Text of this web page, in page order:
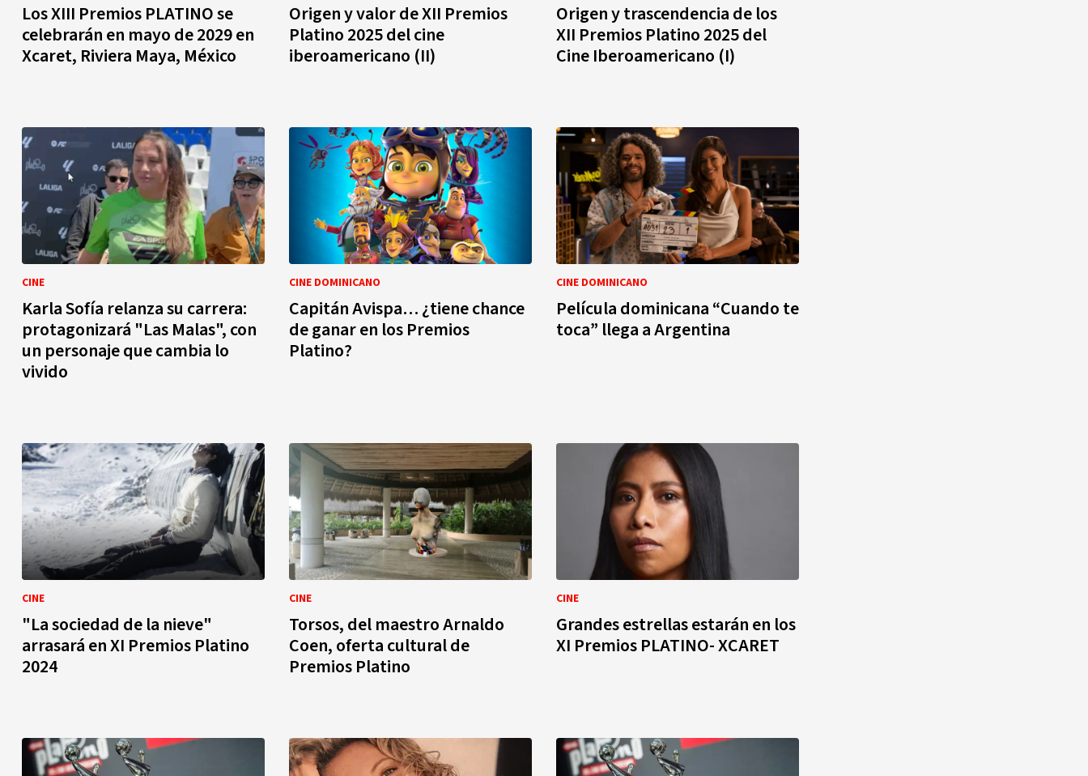
Los XIII Premios PLATINO se
celebrarán en mayo de 2029 en
Xcaret, Riviera Maya, México
Origen y valor de XII Premios
Platino 2025 del cine
iberoamericano (II)
Origen y trascendencia de los
XII Premios Platino 2025 del
Cine Iberoamericano (I)
CINE
Karla Sofía relanza su carrera:
protagonizará "Las Malas", con
un personaje que cambia lo
vivido
CINE DOMINICANO
Capitán Avispa… ¿tiene chance
de ganar en los Premios
Platino?
CINE DOMINICANO
Película dominicana “Cuando te
toca” llega a Argentina
CINE
"La sociedad de la nieve"
arrasará en XI Premios Platino
2024
CINE
Torsos, del maestro Arnaldo
Coen, oferta cultural de
Premios Platino
CINE
Grandes estrellas estarán en los
XI Premios PLATINO- XCARET